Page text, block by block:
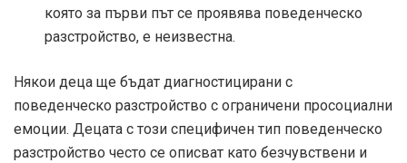
която за първи път се проявява поведенческо
разстройство, е неизвестна.
Някои деца ще бъдат диагностицирани с
поведенческо разстройство с ограничени просоциални
емоции. Децата с този специфичен тип поведенческо
разстройство често се описват като безчувствени и